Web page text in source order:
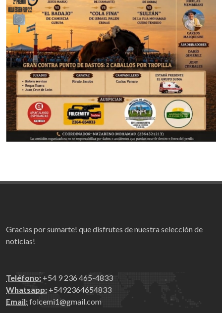
Gracias por sumarte! que disfrutes de nuestra selección de
noticias!
Teléfono: +54 9 236 465-4833
Whatsapp: +5492364654833
Email:folcemi1@gmail.com